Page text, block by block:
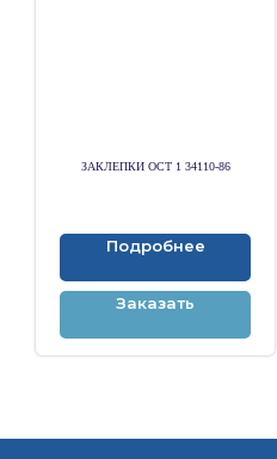
ЗАКЛЕПКИ ОСТ 1 34110-86
Подробнее
Заказать